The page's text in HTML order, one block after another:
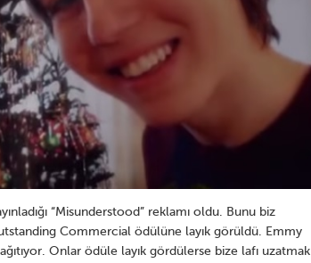
“Misunderstood” reklamı oldu. Bunu biz
Commercial ödülüne layık görüldü. Emmy
Onlar ödüle layık gördülerse bize lafı uzatmak